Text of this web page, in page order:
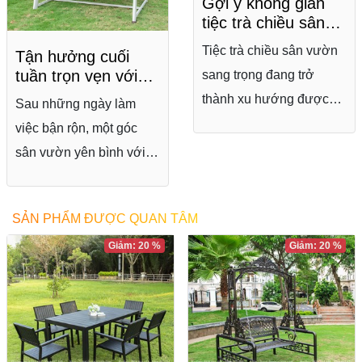
Tận hưởng cuối
tuần trọn vẹn với
xích đu sân vườn
đẹp, tiện nghi
Sau những ngày làm
việc bận rộn, một góc
sân vườn yên bình với
tưởng để bạn thư giãn
và tận hưởng những
khoảnh khắc trọn vẹn
bên gia đình. Không chỉ
tạo điểm nhấn cho không
gian ngoại thất, xích đu
tiệc trà chiều sân
vườn sang trọng,
thư giãn
Tiệc trà chiều sân vườn
sang trọng đang trở
thành xu hướng được
chuyện, một góc tiệc trà
được decor đẹp còn góp
phần nâng tầm thẩm mỹ
cho sân vườn, ban công
hay khu nghỉ dưỡng.
SẢN PHẨM ĐƯỢC QUAN TÂM
Giảm: 20 % Giảm: 20 %